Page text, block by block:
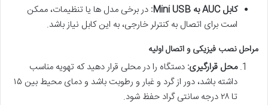
کابل AUC به Mini USB:
در برخی مدل ها یا تنظیمات، ممکن
است برای اتصال به کنترلر خارجی، به این کابل نیاز باشد.
مراحل نصب فیزیکی و اتصال اولیه
محل قرارگیری: دستگاه را در محلی قرار دهید که تهویه مناسب
داشته باشد، دور از گرد و غبار و رطوبت باشد و دمای محیط بین ۱۵
تا ۲۸ درجه سانتی گراد حفظ شود.